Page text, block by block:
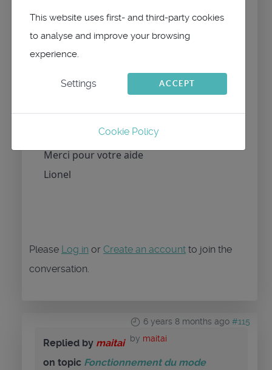
Ca n'arrive pas tout le temps mais trés
souvent, je soupconne que c'est lié au
changement de jour.
Est ce que je fais une fausse
manipulation ?
Merci pour votre aide
Lionel
Please Log in or Create an account to join the
conversation.
6 years 8 months ago #115
by maitai
Replied by maitai
on topic Fonctionnement du mode
This website uses first- and third-party cookies
to analyse and improve your browsing
experience.
Settings ACCEPT
Cookie Policy